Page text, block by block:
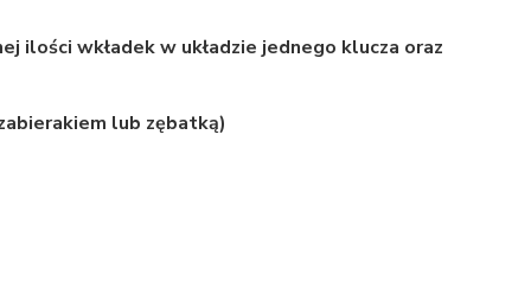
wkładek w układzie jednego klucza oraz
lub zębatką)